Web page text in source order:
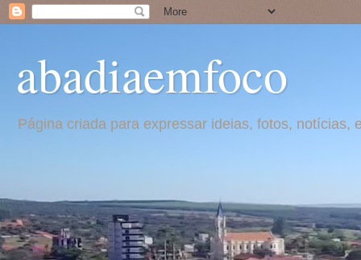
abadiaemfoco
Página criada para expressar ideias, fotos,